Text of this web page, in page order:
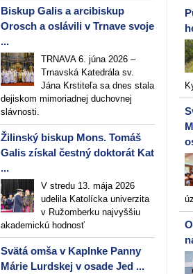
Biskup Galis a arcibiskup
Orosch a oslávili v Trnave svoje
...
TRNAVA 6. júna 2026 –
Trnavská Katedrála sv.
Jána Krstiteľa sa dnes stala
dejiskom mimoriadnej duchovnej
slávnosti.
Žilinský biskup Mons. Tomáš
Galis získal čestný doktorát Kat
...
V stredu 13. mája 2026
udelila Katolícka univerzita
v Ružomberku najvyššiu
akademickú hodnosť
Svätá omša v Kaplnke Panny
Márie Lurdskej v osade Jed ...